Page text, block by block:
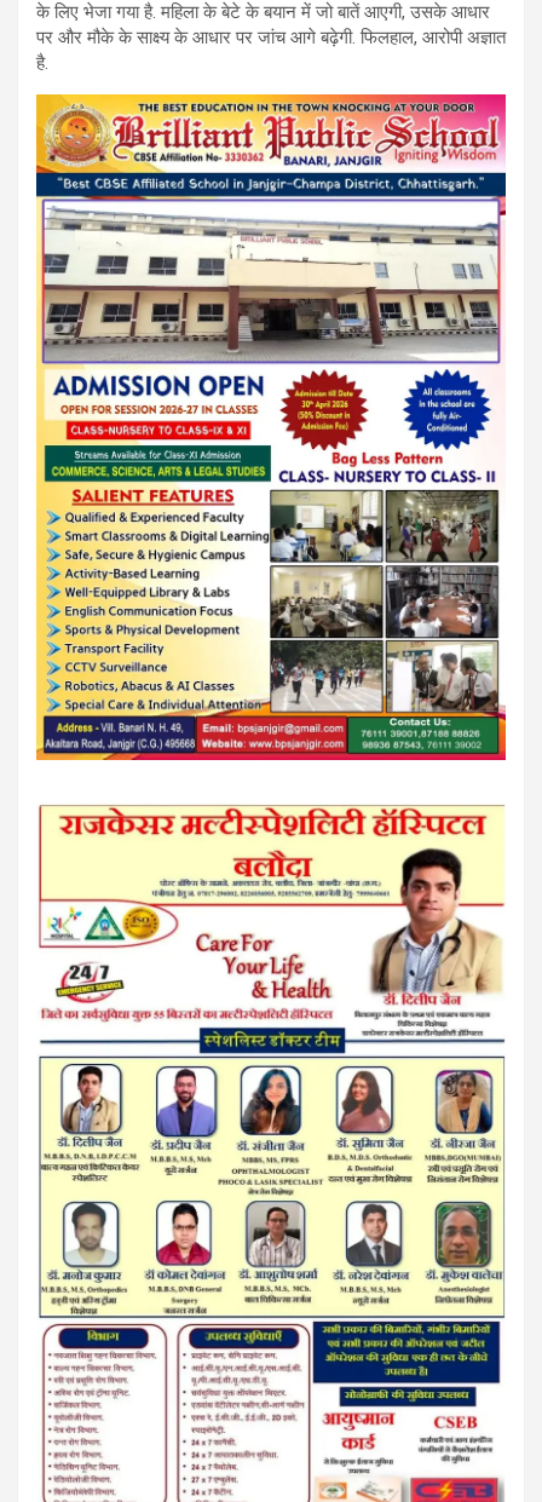
के लिए भेजा गया है. महिला के बेटे के बयान में जो बातें आएगी, उसके आधार
पर और मौके के साक्ष्य के आधार पर जांच आगे बढ़ेगी. फिलहाल, आरोपी अज्ञात
है.